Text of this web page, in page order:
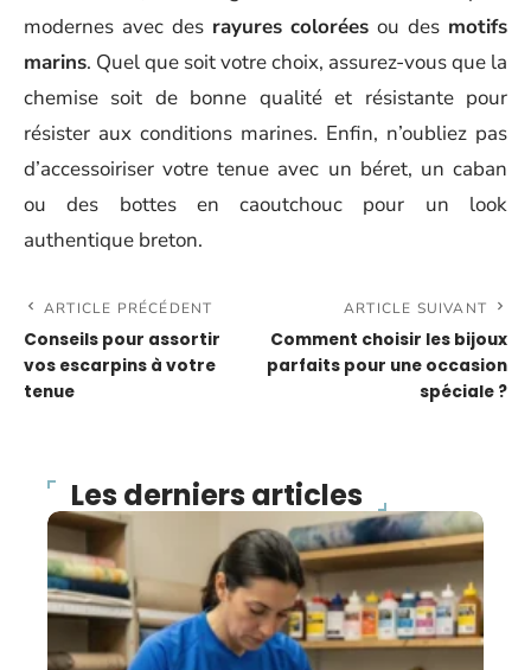
modernes avec des rayures colorées ou des motifs
marins. Quel que soit votre choix, assurez-vous que la
chemise soit de bonne qualité et résistante pour
résister aux conditions marines. Enfin, n’oubliez pas
d’accessoiriser votre tenue avec un béret, un caban
ou des bottes en caoutchouc pour un look
authentique breton.
ARTICLE PRÉCÉDENT
Conseils pour assortir
vos escarpins à votre
tenue
ARTICLE SUIVANT
Comment choisir les bijoux
parfaits pour une occasion
spéciale ?
Les derniers articles